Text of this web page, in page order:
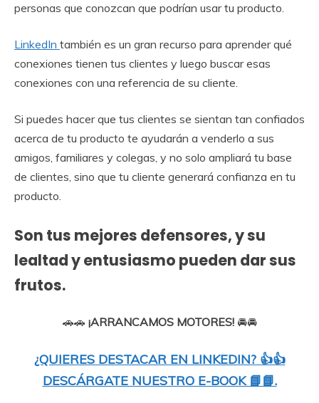
personas que conozcan que podrían usar tu producto.
LinkedIn también es un gran recurso para aprender qué
conexiones tienen tus clientes y luego buscar esas
conexiones con una referencia de su cliente.
Si puedes hacer que tus clientes se sientan tan confiados
acerca de tu producto te ayudarán a venderlo a sus
amigos, familiares y colegas, y no solo ampliará tu base
de clientes, sino que tu cliente generará confianza en tu
producto.
Son tus mejores defensores, y su
lealtad y entusiasmo pueden dar sus
frutos.
🚗🚗 ¡ARRANCAMOS MOTORES! 🚘🚘
¿QUIERES DESTACAR EN LINKEDIN? 👍👍
DESCÁRGATE NUESTRO E-BOOK 📘📘.